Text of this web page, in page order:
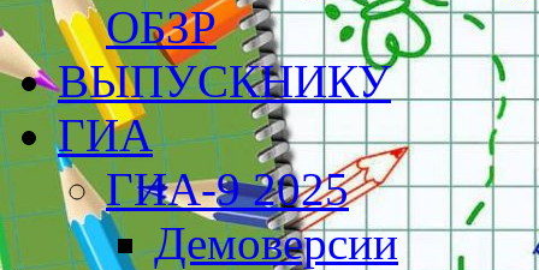
ОБЗР
ВЫПУСКНИКУ
ГИА
ГИА-9 2025
Демоверсии